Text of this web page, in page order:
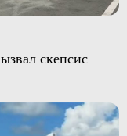
скепсис